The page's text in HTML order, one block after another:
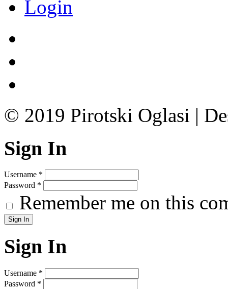
Login
© 2019 Pirotski Oglasi |
Sign In
Username *
Password *
Remember me on this
Sign In
Username *
Password *